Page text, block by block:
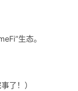
生态。
了！）